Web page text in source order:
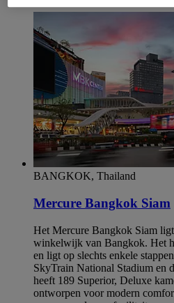
BANGKOK, Thailand
Mercure Bangkok Siam
Het Mercure Bangkok Siam
winkelwijk van Bangkok. Het
en ligt op slechts enkele
SkyTrain National Stadium en
heeft 189 Superior, Deluxe
ontworpen voor modern